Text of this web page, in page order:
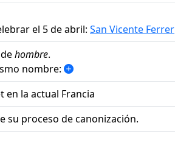
el 5 de abril: San Vicente Ferrer
hombre.
nombre:
en la actual Francia
su proceso de canonización.